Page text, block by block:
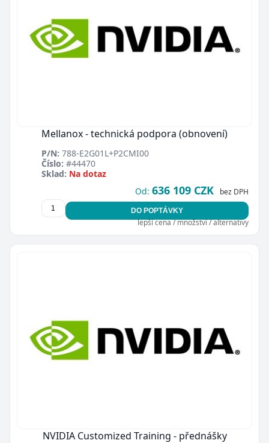
Mellanox - technická podpora (obnovení)
P/N: 788-E2G01L+P2CMI00
Číslo: #44470
Sklad: Na dotaz
Od: 636 109 CZK bez DPH
DO POPTÁVKY
lepší cena / množství / alternativy
NVIDIA Customized Training - přednášky